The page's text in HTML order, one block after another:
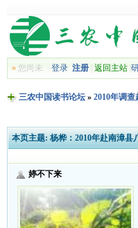
»您尚未 登录 注册| 返回主站|
三农中国读书论坛» 2010年调查
本页主题: 杨桦：2010年赴南漳县
婷不下来